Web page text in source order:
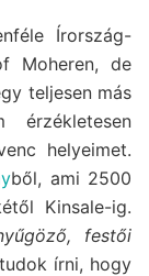
Írország-
Moheren, de
teljesen más
helyeimet.
ből, ami 2500
Kinsale-ig.
festői
írni, hogy